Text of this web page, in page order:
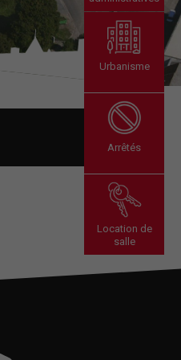
Urbanisme
Arrêtés
Location de
salle